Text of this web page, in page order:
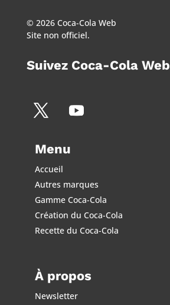
© 2026 Coca-Cola Web
Site non officiel.
Suivez Coca-Cola Web
Menu
Accueil
Autres marques
Gamme Coca-Cola
Création du Coca-Cola
Recette du Coca-Cola
À propos
Newsletter